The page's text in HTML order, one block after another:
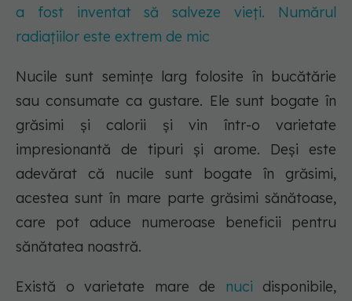
a fost inventat să salveze vieți. Numărul
radiațiilor este extrem de mic
Nucile sunt semințe larg folosite în bucătărie
sau consumate ca gustare. Ele sunt bogate în
grăsimi și calorii și vin într-o varietate
impresionantă de tipuri și arome. Deși este
adevărat că nucile sunt bogate în grăsimi,
acestea sunt în mare parte grăsimi sănătoase,
care pot aduce numeroase beneficii pentru
sănătatea noastră.
Există o varietate mare de nuci disponibile,